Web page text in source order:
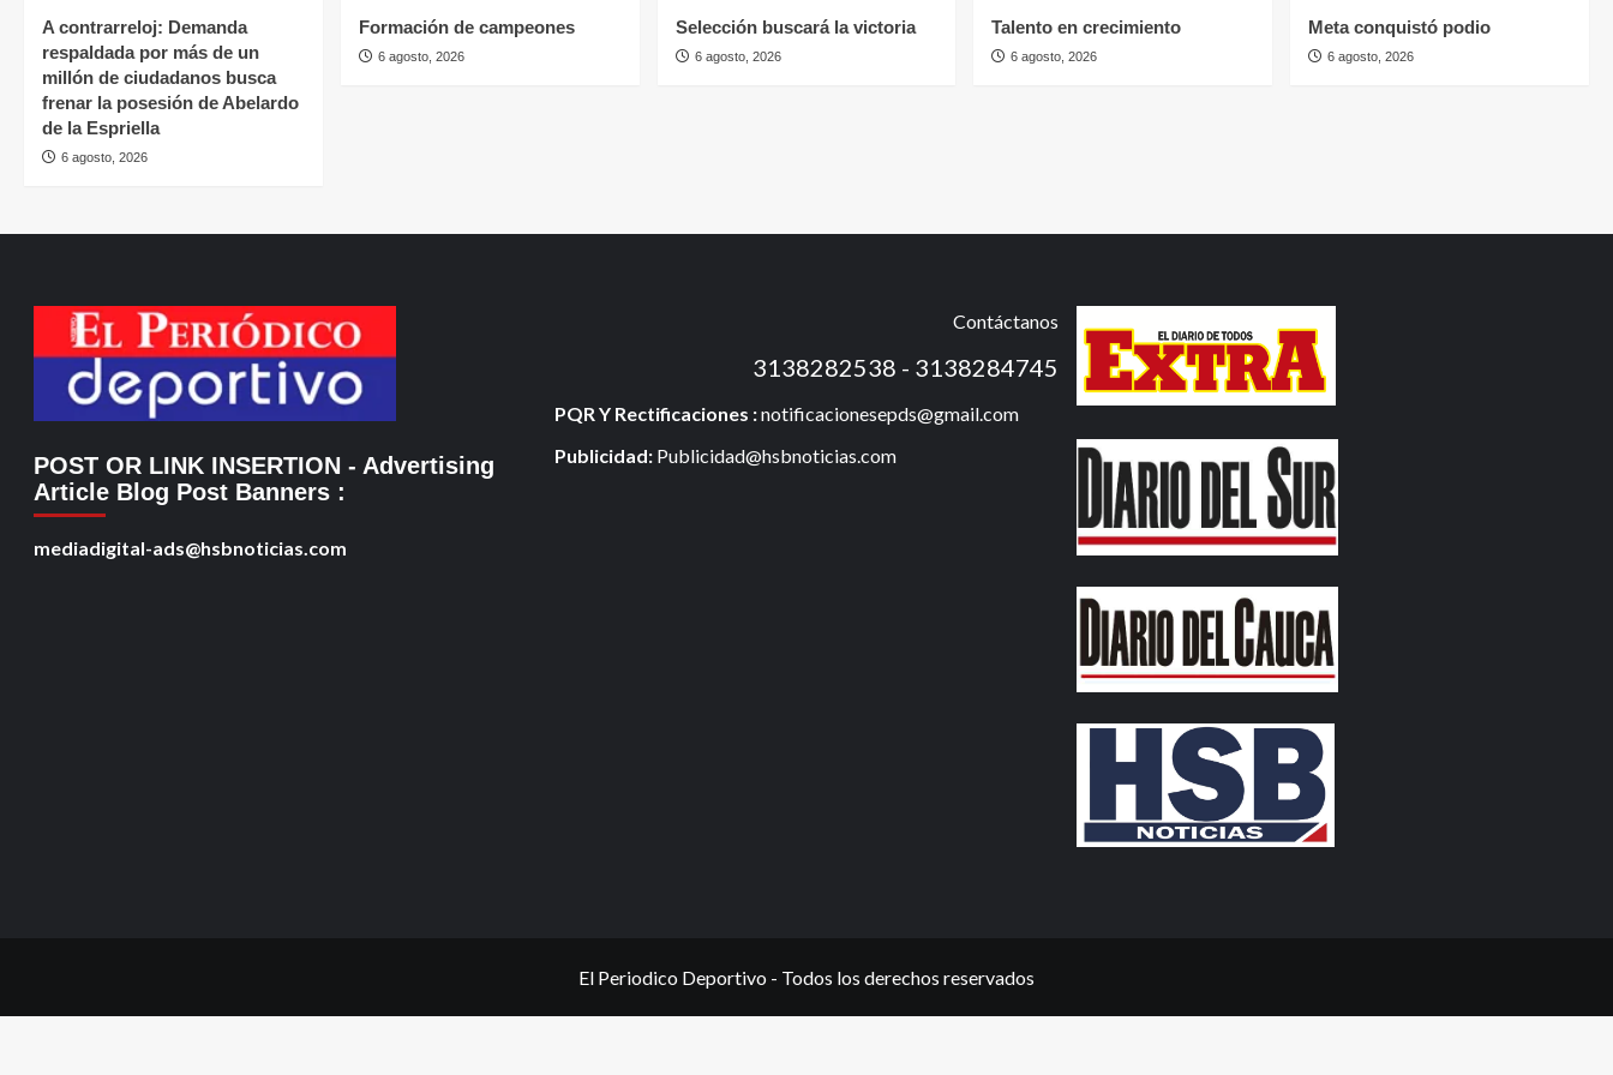
A contrarreloj: Demanda
respaldada por más de un
millón de ciudadanos busca
frenar la posesión de Abelardo
de la Espriella
6 agosto, 2026
Formación de campeones
6 agosto, 2026
Selección buscará la victoria
6 agosto, 2026
Talento en crecimiento
6 agosto, 2026
Meta conquistó podio
6 agosto, 2026
POST OR LINK INSERTION - Advertising
Article Blog Post Banners :
mediadigital-ads@hsbnoticias.com
Contáctanos
3138282538 - 3138284745
PQR Y Rectificaciones :notificacionesepds@gmail.com
Publicidad: Publicidad@hsbnoticias.com